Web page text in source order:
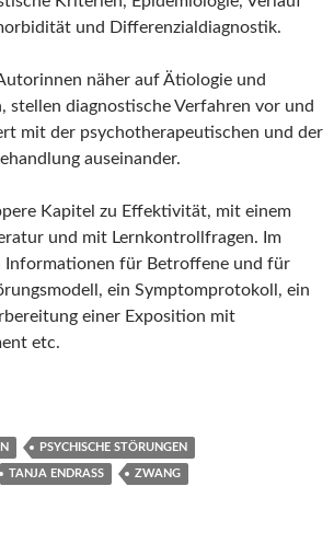
und Differenzialdiagnostik.
näher auf Ätiologie und
stellen diagnostische Verfahren vor und
mit der psychotherapeutischen und der
auseinander.
Kapitel zu Effektivität, mit einem
und mit Lernkontrollfragen. Im
Informationen für Betroffene und für
ein Symptomprotokoll, ein
einer Exposition mit
etc.
der Psychotherapie) von Tanja
PSYCHISCHE STÖRUNGEN
TANJA ENDRASS ZWANG